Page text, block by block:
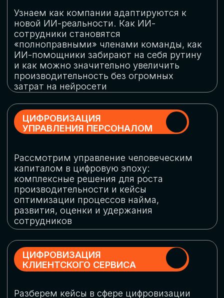
огромную статью затрат
ОБЛАЧНЫЕ ТЕХНОЛОГИИ
Подискутируем, какие облачные решения
существуют на рынке и почему
использование мультиоблачных моделей
не только снижает затраты, но и
«пересборки» бизнес-моделей
СКАЧАТЬ
ПРОГРАММУ
КОНФЕРЕНЦИИ
Оставьте заявку, мы направим вам
программу конференции
СКАЧАТЬ ПРОГРАММУ